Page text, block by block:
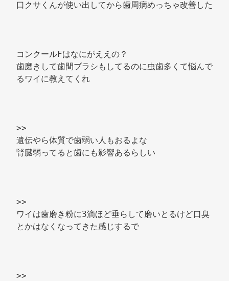
コンクールFはなにがええの？
歯磨きして歯間ブラシもしてるのに虫歯多くて悩んで
るワイに教えてくれ
>>
遺伝やら体質で歯弱い人もおるよな
腎臓弱ってると歯にも影響あるらしい
>>
ワイは歯磨き粉に3滴ほど垂らして磨いとるけど口臭
とかはなくなってきた感じするで
>>